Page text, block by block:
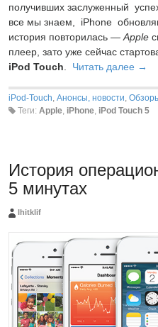
получивших заслуженный
все мы знаем, iPhone
история повторилась —Apple
плеер, зато уже сейчас
iPod Touch. Читать далее →
iPod-Touch Анонсы, новости
Теги: Apple iPhone iPod Touch 5
История
5 минутах
Ihitklif